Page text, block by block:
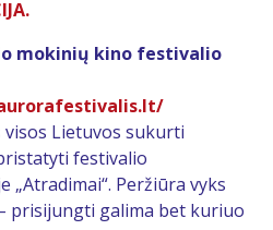
mokinių kino festivalio
Lietuvos sukurti
festivalio
Peržiūra vyks
prisijungti galima bet kuriuo